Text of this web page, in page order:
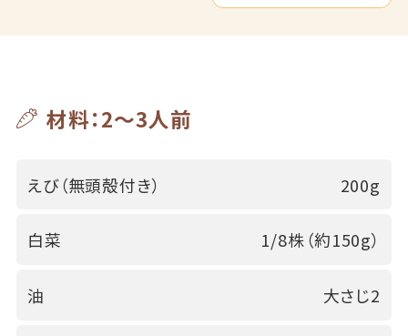
材料：2～3人前
えび（無頭殻付き） 200g
白菜 1/8株（約150g）
油 大さじ2